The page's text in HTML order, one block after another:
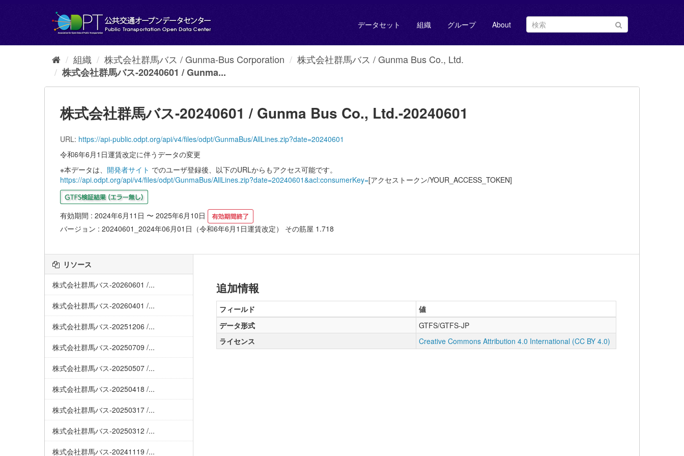
し
データセット 組織 グループ About
組織 株式会社群馬バス / Gunma-Bus Corporation
株式会社群馬バス / Gunma Bus Co., Ltd.
株式会社群馬バス-20240601 / Gunma...
株式会社群馬バス-20240601 / Gunma Bus Co., Ltd.-20240601
URL: https://api-public.odpt.org/api/v4/files/odpt/GunmaBus/AllLines.zip?date=20240601
令和6年6月1日運賃改定に伴うデータの変更
※本データは、 開発者サイト でのユーザ登録後、以下のURLからもアクセス可能です。
https://api.odpt.org/api/v4/files/odpt/GunmaBus/AllLines.zip?date=20240601&acl:consumerKey=[アクセストークン/YOUR_ACCESS_TOKEN]
有効期間 : 2024年6月11日 〜 2025年6月10日
バージョン : 20240601_2024年06月01日（令和6年6月1日運賃改定） その筋屋 1.718
リソース
株式会社群馬バス-20260601 /...
株式会社群馬バス-20260401 /...
株式会社群馬バス-20251206 /...
株式会社群馬バス-20250709 /...
株式会社群馬バス-20250507 /...
株式会社群馬バス-20250418 /...
株式会社群馬バス-20250317 /...
株式会社群馬バス-20250312 /...
株式会社群馬バス-20241119 /...
追加情報
フィールド
値
データ形式
GTFS/GTFS-JP
ライセンス
Creative Commons Attribution 4.0 International (CC BY 4.0)